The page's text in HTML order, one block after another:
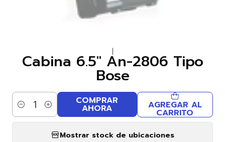
|
Cabina 6.5" An-2806 Tipo
Bose
Cantidad AGREGAR AL
CARRITO
COMPRAR
AHORA
Mostrar stock de ubicaciones